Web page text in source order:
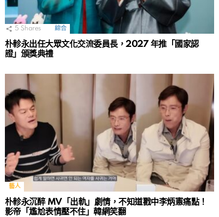
5 Shares 綜合
朴軫永出任大眾文化交流委員長，2027 年推「國家認
證」頒獎典禮
藝人
朴軫永沉醉 MV「出軌」劇情，不知道戳中李炳憲痛點！
影帝「尷尬表情壓不住」韓網笑翻